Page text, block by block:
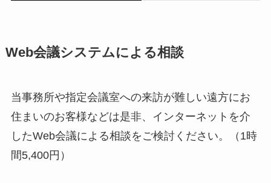
Web会議システムによる相談
当事務所や指定会議室への来訪が難しい遠方にお
住まいのお客様などは是非、インターネットを介
したWeb会議による相談をご検討ください。（1時
間5,400円）